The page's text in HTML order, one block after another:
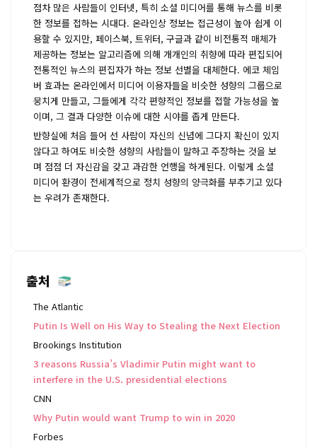
점차 많은 사람들이 인터넷, 특히 소셜 미디어를 통해 뉴스를 비롯
한 정보를 접하는 시대다. 온라인상 정보는 접근성이 높아 쉽게 이
용할 수 있지만, 페이스북, 트위터, 구글과 같이 비전통적 매체가
제공하는 정보는 알고리즘에 의해 개개인의 취향에 따라 편집되어
전통적인 뉴스의 편집자가 하는 정보 선별을 대체한다. 에코 체임
버 효과는 온라인에서 미디어 이용자들을 비슷한 성향의 그룹으로
뭉치게 만들고, 그들에게 각각 편향적인 정보를 접할 가능성을 높
이며, 그 결과 다양한 이슈에 대한 시야를 좁게 만든다.
반향실에 처음 들어 선 사람이 자신의 신념에 그다지 확신이 있지
않다고 하여도 비슷한 성향의 사람들이 말하고 주장하는 것을 보
며 점점 더 자신감을 갖고 과감한 언행을 하게된다. 이렇게 소셜
미디어 환경이 전세계적으로 정치 성향의 양극화를 부추기고 있다
는 우려가 존재한다.
출처
The Atlantic
Putin Is Well on His Way to Stealing the Next Election
Brookings Institution
3 reasons Russia’s Vladimir Putin might want to
interfere in the U.S. presidential elections
CNN
Why Putin would want Trump to win in 2020
Forbes